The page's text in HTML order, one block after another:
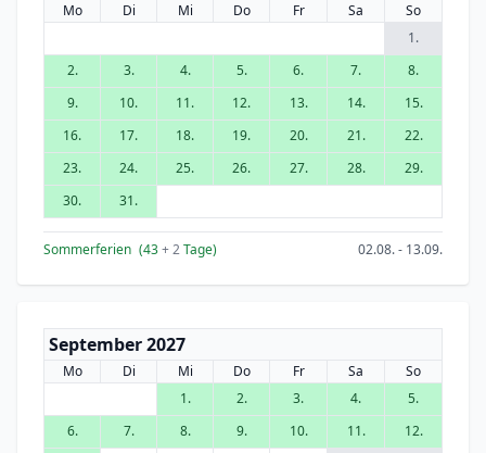
Mo Di Mi Do Fr Sa
So
1.
2.
3. 4. 5. 6. 7.
8.
9.
10. 11. 12. 13. 14.
15.
16.
17. 18. 19. 20. 21.
22.
23.
24. 25. 26. 27. 28.
29.
30.
31.
Sommerferien (43+ 2Tage) 02.08. - 13.09.
September 2027
Mo Di Mi Do Fr Sa
So
1.
2. 3. 4.
5.
6.
7. 8. 9. 10. 11.
12.